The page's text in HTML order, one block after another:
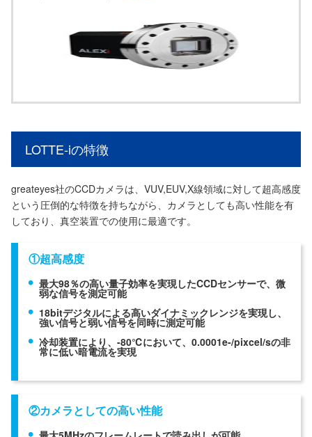
LOTTE-iの特徴
greateyes社のCCDカメラは、VUV,EUV,X線領域に対して超高感度
という圧倒的な特徴を持ちながら、カメラとしても高い性能を有
しており、真空装置での使用に最適です。
①超高感度
最大98％の高い量子効率を実現したCCDセンサーで、微
弱な信号を測定可能
18bitデジタルによる高いダイナミックレンジを実現し、
強い信号と弱い信号を同時に測定可能
冷却装置により、-80℃において、0.0001e-/pixcel/sの非
常に低い暗電流を実現
②カメラとしての高い性能